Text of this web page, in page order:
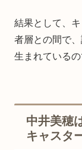
結果として、
者層との間で
生まれているの
中井美穂
キャスタ